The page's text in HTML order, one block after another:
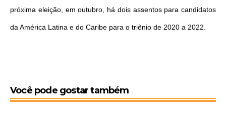
próxima eleição, em outubro, há dois assentos para candidatos
da América Latina e do Caribe para o triênio de 2020 a 2022.
Você pode gostar também